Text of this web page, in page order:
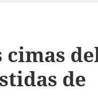
cimas
de